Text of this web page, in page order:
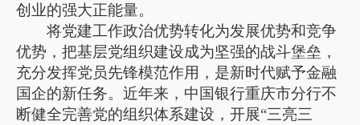
创业的强大正能量。
将党建工作政治优势转化为发展优势和竞争
优势，把基层党组织建设成为坚强的战斗堡垒，
充分发挥党员先锋模范作用，是新时代赋予金融
国企的新任务。近年来，中国银行重庆市分行不
断健全完善党的组织体系建设，开展“三亮三